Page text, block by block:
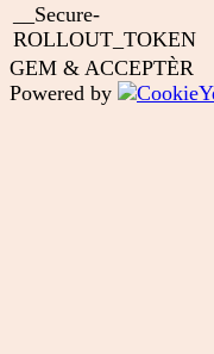
__Secure-
ROLLOUT_TOKEN
GEM & ACCEPTÈR
Powered by